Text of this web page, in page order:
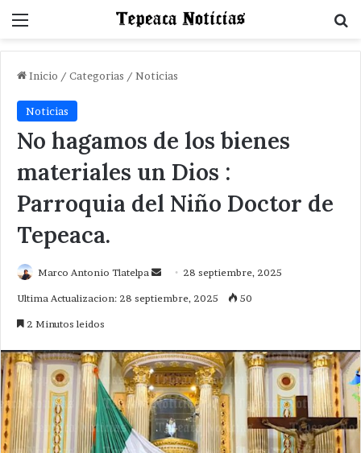
Menu
Inicio / Categorias / Noticias
Noticias
No hagamos de los bienes
materiales un Dios :
Parroquia del Niño Doctor de
Tepeaca.
Marco Antonio Tlatelpa
Send 28 septiembre, 2025
Ultima Actualizacion: 28 septiembre, 2025 50
2 Minutos leidos